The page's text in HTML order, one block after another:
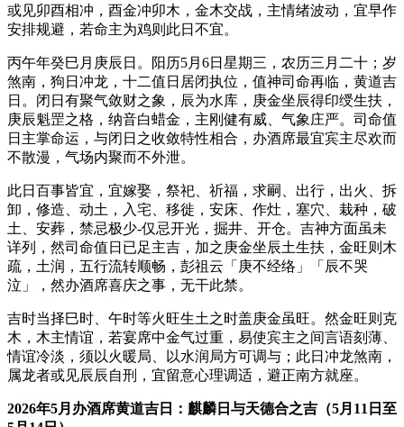
或见卯酉相冲，酉金冲卯木，金木交战，主情绪波动，宜早作
安排规避，若命主为鸡则此日不宜。
丙午年癸巳月庚辰日。阳历5月6日星期三，农历三月二十；岁
煞南，狗日冲龙，十二值日居闭执位，值神司命再临，黄道吉
日。闭日有聚气敛财之象，辰为水库，庚金坐辰得印绶生扶，
庚辰魁罡之格，纳音白蜡金，主刚健有威、气象庄严。司命值
日主掌命运，与闭日之收敛特性相合，办酒席最宜宾主尽欢而
不散漫，气场内聚而不外泄。
此日百事皆宜，宜嫁娶，祭祀、祈福，求嗣、出行，出火、拆
卸，修造、动土，入宅、移徙，安床、作灶，塞穴、栽种，破
土、安葬，禁忌极少-仅忌开光，掘井、开仓。吉神方面虽未
详列，然司命值日已足主吉，加之庚金坐辰土生扶，金旺则木
疏，土润，五行流转顺畅，彭祖云「庚不经络」「辰不哭
泣」，然办酒席喜庆之事，无干此禁。
吉时当择巳时、午时等火旺生土之时盖庚金虽旺。然金旺则克
木，木主情谊，若宴席中金气过重，易使宾主之间言语刻薄、
情谊冷淡，须以火暖局、以水润局方可调与；此日冲龙煞南，
属龙者或见辰辰自刑，宜留意心理调适，避正南方就座。
2026年5月办酒席黄道吉日：麒麟日与天德合之吉（5月11日至